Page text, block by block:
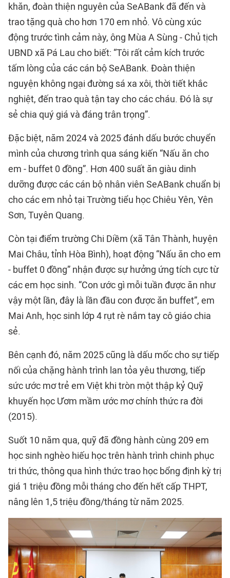
khăn, đoàn thiện nguyên của SeABank đã đến và
trao tặng quà cho hơn 170 em nhỏ. Vô cùng xúc
động trước tình cảm này, ông Mùa A Sùng - Chủ tịch
UBND xã Pá Lau cho biết: “Tôi rất cảm kích trước
tấm lòng của các cán bộ SeABank. Đoàn thiện
nguyện không ngại đường sá xa xôi, thời tiết khắc
nghiệt, đến trao quà tận tay cho các cháu. Đó là sự
sẻ chia quý giá và đáng trân trọng”.
Đặc biệt, năm 2024 và 2025 đánh dấu bước chuyển
mình của chương trình qua sáng kiến “Nấu ăn cho
em - buffet 0 đồng”. Hơn 400 suất ăn giàu dinh
dưỡng được các cán bộ nhân viên SeABank chuẩn bị
cho các em nhỏ tại Trường tiểu học Chiêu Yên, Yên
Sơn, Tuyên Quang.
Còn tại điểm trường Chi Diềm (xã Tân Thành, huyện
Mai Châu, tỉnh Hòa Bình), hoạt động “Nấu ăn cho em
- buffet 0 đồng” nhận được sự hưởng ứng tích cực từ
các em học sinh. “Con ước gì mỗi tuần được ăn như
vậy một lần, đây là lần đầu con được ăn buffet”, em
Mai Anh, học sinh lớp 4 rụt rè nắm tay cô giáo chia
sẻ.
Bên cạnh đó, năm 2025 cũng là dấu mốc cho sự tiếp
nối của chặng hành trình lan tỏa yêu thương, tiếp
sức ước mơ trẻ em Việt khi tròn một thập kỷ Quỹ
khuyến học Ươm mầm ước mơ chính thức ra đời
(2015).
Suốt 10 năm qua, quỹ đã đồng hành cùng 209 em
học sinh nghèo hiếu học trên hành trình chinh phục
tri thức, thông qua hình thức trao học bổng định kỳ trị
giá 1 triệu đồng mỗi tháng cho đến hết cấp THPT,
nâng lên 1,5 triệu đồng/tháng từ năm 2025.